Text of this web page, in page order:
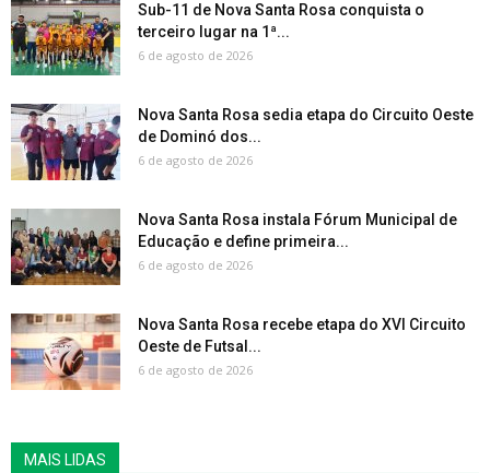
Sub-11 de Nova Santa Rosa conquista o
terceiro lugar na 1ª...
6 de agosto de 2026
Nova Santa Rosa sedia etapa do Circuito Oeste
de Dominó dos...
6 de agosto de 2026
Nova Santa Rosa instala Fórum Municipal de
Educação e define primeira...
6 de agosto de 2026
Nova Santa Rosa recebe etapa do XVI Circuito
Oeste de Futsal...
6 de agosto de 2026
MAIS LIDAS